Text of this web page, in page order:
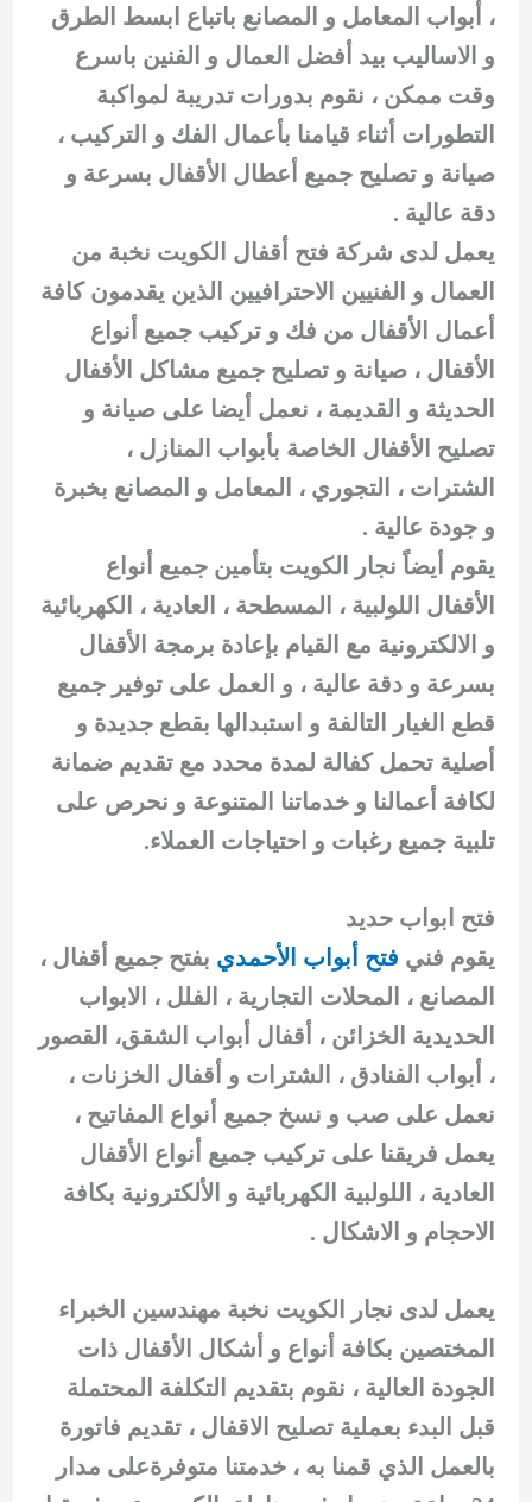
، أبواب المعامل و المصانع باتباع ابسط الطرق
و الاساليب بيد أفضل العمال و الفنين باسرع
وقت ممكن ، نقوم بدورات تدريبة لمواكبة
التطورات أثناء قيامنا بأعمال الفك و التركيب ،
صيانة و تصليح جميع أعطال الأقفال بسرعة و
دقة عالية .
يعمل لدى شركة فتح أقفال الكويت نخبة من
العمال و الفنيين الاحترافيين الذين يقدمون كافة
أعمال الأقفال من فك و تركيب جميع أنواع
الأقفال ، صيانة و تصليح جميع مشاكل الأقفال
الحديثة و القديمة ، نعمل أيضا على صيانة و
تصليح الأقفال الخاصة بأبواب المنازل ،
الشترات ، التجوري ، المعامل و المصانع بخبرة
و جودة عالية .
يقوم أيضاً نجار الكويت بتأمين جميع أنواع
الأقفال اللولبية ، المسطحة ، العادية ، الكهربائية
و الالكترونية مع القيام بإعادة برمجة الأقفال
بسرعة و دقة عالية ، و العمل على توفير جميع
قطع الغيار التالفة و استبدالها بقطع جديدة و
أصلية تحمل كفالة لمدة محدد مع تقديم ضمانة
لكافة أعمالنا و خدماتنا المتنوعة و نحرص على
تلبية جميع رغبات و احتياجات العملاء.
فتح ابواب حديد
يقوم فني فتح أبواب الأحمدي بفتح جميع أقفال ،
المصانع ، المحلات التجارية ، الفلل ، الابواب
الحديدية الخزائن ، أقفال أبواب الشقق، القصور
، أبواب الفنادق ، الشترات و أقفال الخزنات ،
نعمل على صب و نسخ جميع أنواع المفاتيح ،
يعمل فريقنا على تركيب جميع أنواع الأقفال
العادية ، اللولبية الكهربائية و الألكترونية بكافة
الاحجام و الاشكال .
يعمل لدى نجار الكويت نخبة مهندسين الخبراء
المختصين بكافة أنواع و أشكال الأقفال ذات
الجودة العالية ، نقوم بتقديم التكلفة المحتملة
قبل البدء بعملية تصليح الاقفال ، تقديم فاتورة
بالعمل الذي قمنا به ، خدمتنا متوفرةعلى مدار